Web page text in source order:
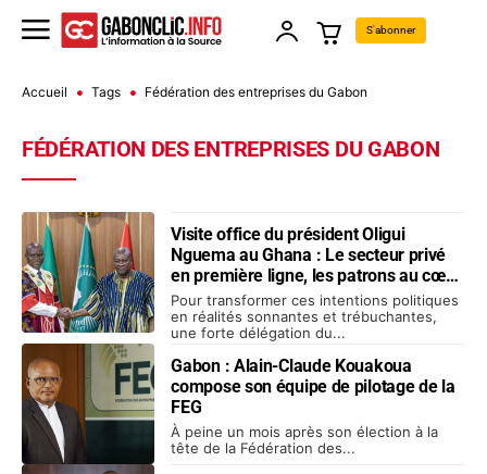
S'abonner
Accueil Tags Fédération des entreprises du Gabon
FÉDÉRATION DES ENTREPRISES DU GABON
Visite office du président Oligui
Nguema au Ghana : Le secteur privé
en première ligne, les patrons au cœur
des négociations
Pour transformer ces intentions politiques
en réalités sonnantes et trébuchantes,
une forte délégation du...
Gabon : Alain-Claude Kouakoua
compose son équipe de pilotage de la
FEG
À peine un mois après son élection à la
tête de la Fédération des...